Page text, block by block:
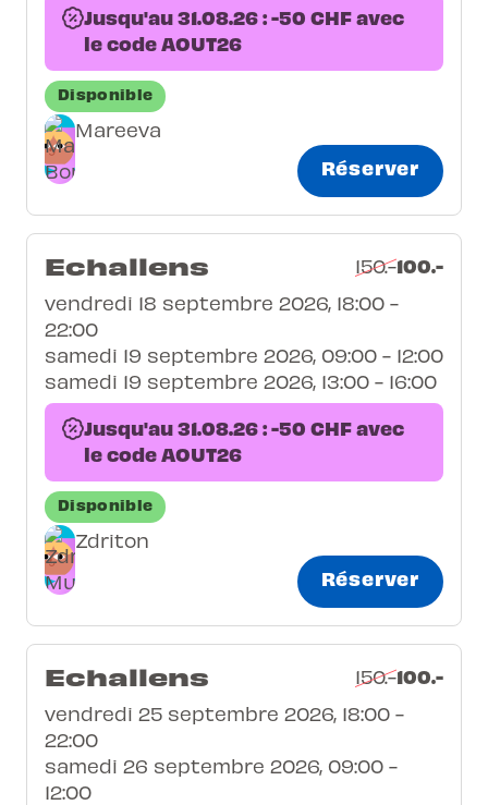
Jusqu'au 31.08.26 : -50 CHF avec
le code AOUT26
Disponible
Mareeva
Réserver
Echallens 150.-100.-
vendredi 18 septembre 2026, 18:00 -
22:00
samedi 19 septembre 2026, 09:00 - 12:00
samedi 19 septembre 2026, 13:00 - 16:00
Jusqu'au 31.08.26 : -50 CHF avec
le code AOUT26
Disponible
Zdriton
Réserver
Echallens 150.-100.-
vendredi 25 septembre 2026, 18:00 -
22:00
samedi 26 septembre 2026, 09:00 -
12:00